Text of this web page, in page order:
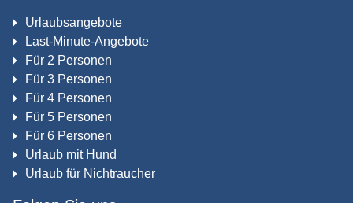
Urlaubsangebote
Last-Minute-Angebote
Für 2 Personen
Für 3 Personen
Für 4 Personen
Für 5 Personen
Für 6 Personen
Urlaub mit Hund
Urlaub für Nichtraucher